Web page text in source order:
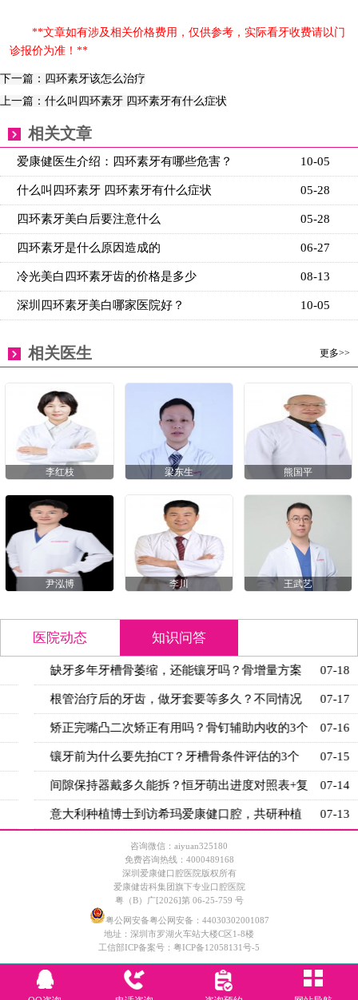
**文章如有涉及相关价格费用，仅供参考，实际看牙收费请以门
诊报价为准！**
下一篇：四环素牙该怎么治疗
上一篇：什么叫四环素牙 四环素牙有什么症状
相关文章
10-05
爱康健医生介绍：四环素牙有哪些危害？
05-28
什么叫四环素牙 四环素牙有什么症状
05-28
四环素牙美白后要注意什么
06-27
四环素牙是什么原因造成的
08-13
冷光美白四环素牙齿的价格是多少
10-05
深圳四环素牙美白哪家医院好？
更多>>
相关医生
李红枝 梁东生 熊国平
尹泓博 李川 王武艺
医院动态 知识问答
缺牙多年牙槽骨萎缩，还能镶牙吗？骨增量方案
+适用条
07-18
根管治疗后的牙齿，做牙套要等多久？不同情况
的等待时
07-17
矫正完嘴凸二次矫正有用吗？骨钉辅助内收的3个
关键条
07-16
镶牙前为什么要先拍CT？牙槽骨条件评估的3个
关键指标
07-15
间隙保持器戴多久能拆？恒牙萌出进度对照表+复
诊时间
07-14
意大利种植博士到访希玛爱康健口腔，共研种植 07-13
咨询微信：aiyuan325180
免费咨询热线：4000489168
深圳爱康健口腔医院版权所有
爱康健齿科集团旗下专业口腔医院
粤（B）广[2026]第 06-25-759 号
粤公网安备粤公网安备：44030302001087
地址：深圳市罗湖火车站大楼C区1-8楼
工信部ICP备案号： 粤ICP备12058131号-5